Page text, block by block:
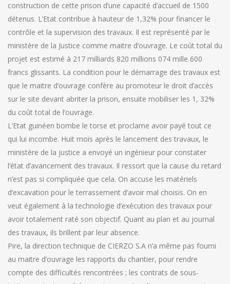
construction de cette prison d’une capacité d’accueil de 1500
détenus. L’Etat contribue à hauteur de 1,32% pour financer le
contrôle et la supervision des travaux. Il est représenté par le
ministère de la Justice comme maitre d’ouvrage. Le coût total du
projet est estimé à 217 milliards 820 millions 074 mille 600
francs glissants. La condition pour le démarrage des travaux est
que le maitre d’ouvrage confère au promoteur le droit d’accès
sur le site devant abriter la prison, ensuite mobiliser les 1, 32%
du coût total de l’ouvrage.
L’Etat guinéen bombe le torse et proclame avoir payé tout ce
qui lui incombe. Huit mois après le lancement des travaux, le
ministère de la justice a envoyé un ingénieur pour constater
l’état d’avancement des travaux. Il ressort que la cause du retard
n’est pas si compliquée que cela. On accuse les matériels
d’excavation pour le terrassement d’avoir mal choisis. On en
veut également à la technologie d’exécution des travaux pour
avoir totalement raté son objectif. Quant au plan et au journal
des travaux, ils brillent par leur absence.
Pire, la direction technique de CIERZO S.A n’a même pas fourni
au maitre d’ouvrage les rapports du chantier, pour rendre
compte des difficultés rencontrées ; les contrats de sous-